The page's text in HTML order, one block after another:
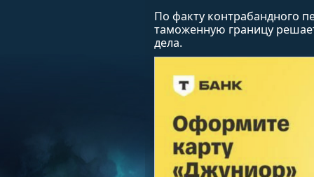
По факту контрабандного
таможенную границу
дела.